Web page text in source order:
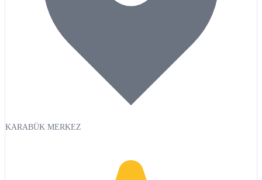
KARABÜK MERKEZ